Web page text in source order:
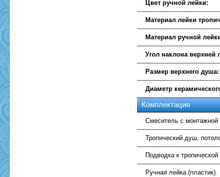
Цвет ручной лейки:
Материал лейки
Материал ручной
Угол наклона верхней
Размер верхнего душа:
Диаметр
Комплектация
Смеситель с монтажной
Тропический душ,
Подводка к
Ручная лейка (пластик).